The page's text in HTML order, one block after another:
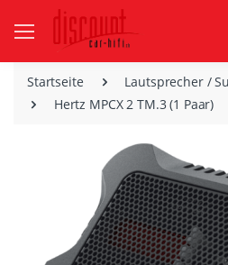
Startseite
Lautsprecher /
Hertz MPCX 2 TM.3 (1 Paar)